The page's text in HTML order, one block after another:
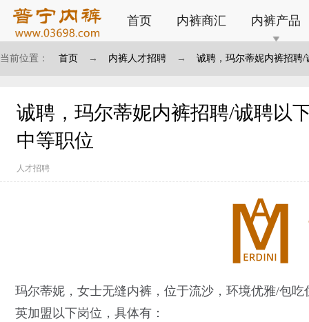
首页 内裤商汇 内裤产品
当前位置： 首页 → 内裤人才招聘 → 诚聘，玛尔蒂妮内裤招聘
诚聘，玛尔蒂妮内裤招聘/诚聘以
中等职位
人才招聘
玛尔蒂妮，女士无缝内裤，位于流沙，环境优雅/包
英加盟以下岗位，具体有：